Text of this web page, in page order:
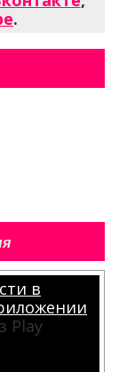
.
в
Play